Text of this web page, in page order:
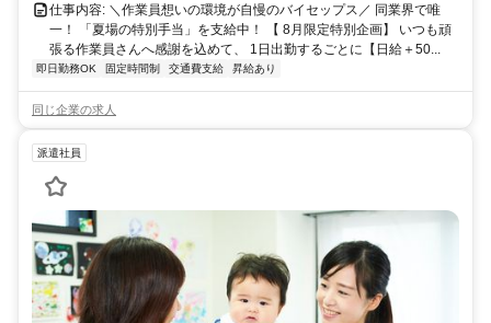
仕事内容: ＼作業員想いの環境が自慢のバイセップス／ 同業界で唯
一！ 「夏場の特別手当」を支給中！ 【 8月限定特別企画】 いつも頑
張る作業員さんへ感謝を込めて、 1日出勤するごとに【日給＋50...
即日勤務OK 固定時間制 交通費支給 昇給あり
同じ企業の求人
派遣社員